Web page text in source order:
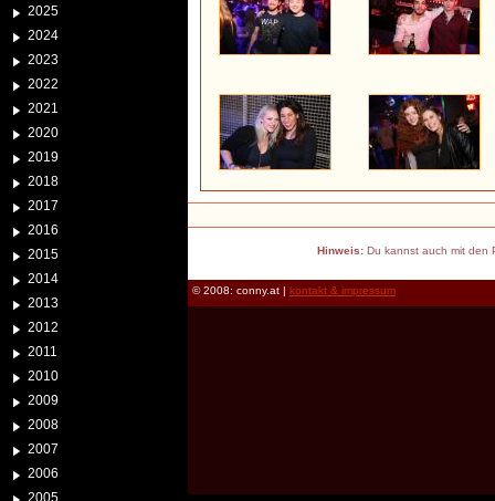
2025
2024
2023
2022
2021
2020
2019
2018
2017
2016
2015
2014
2013
2012
2011
2010
2009
2008
2007
2006
2005
Hinweis:Du kannst auch mit den
© 2008: conny.at | kontakt & impressum